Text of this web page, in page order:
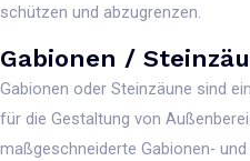
schützen und abzugrenzen.
Gabionen /
Gabionen oder Steinzäune sind
für die Gestaltung von
maßgeschneiderte Gabionen-